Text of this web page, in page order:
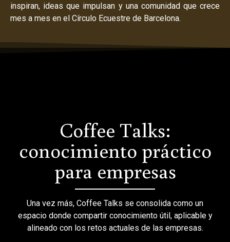
inspiran, ideas que impulsan y una comunidad que crece
mes a mes en el Círculo Ecuestre de Barcelona.
Coffee Talks:
conocimiento práctico
para empresas
Una vez más, Coffee Talks se consolida como un
espacio donde compartir conocimiento útil, aplicable y
alineado con los retos actuales de las empresas.